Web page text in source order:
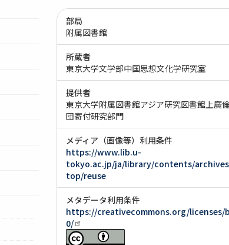
部局
附属図書館
所蔵者
東京大学文学部中国思想文化学研究室
提供者
東京大学附属図書館アジア研究図書館上廣
団寄付研究部門
メディア（画像等）利用条件
https://www.lib.u-
tokyo.ac.jp/ja/library/contents/
top/reuse
メタデータ利用条件
https://creativecommons.org/licenses/
0/